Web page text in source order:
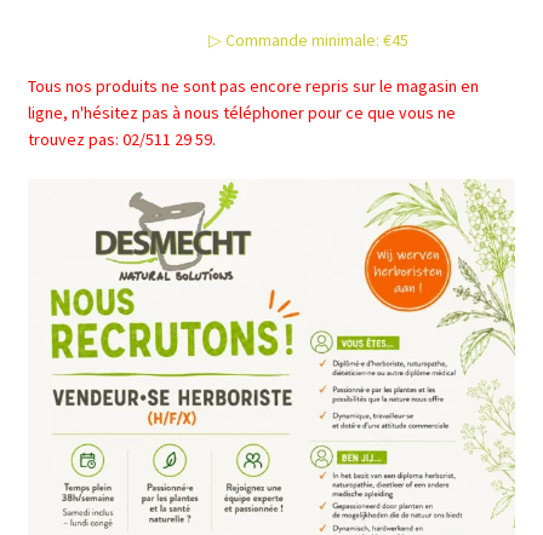
▷ Commande minimale: €45
Tous nos produits ne sont pas encore repris sur le magasin en
ligne, n'hésitez pas à nous téléphoner pour ce que vous ne
trouvez pas: 02/511 29 59.